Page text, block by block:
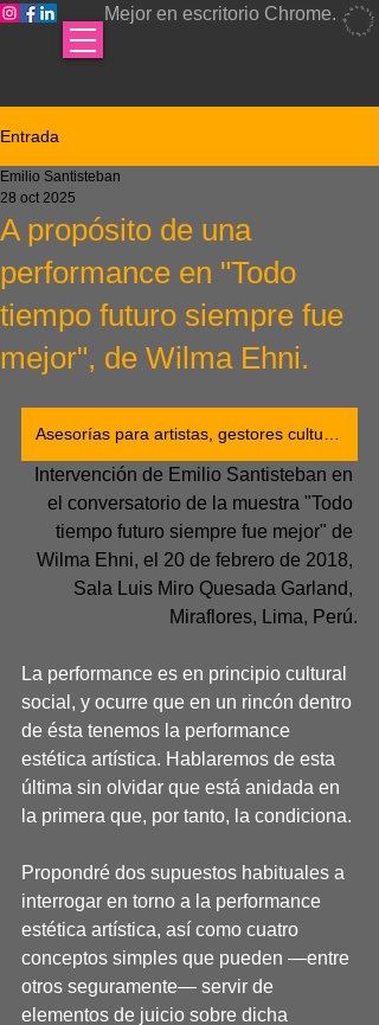
Mejor en escritorio Chrome.
Entrada
A propósito de una
performance en "Todo
tiempo futuro siempre fue
mejor", de Wilma Ehni.
Emilio Santisteban
28 oct 2025
Intervención de Emilio Santisteban en
el conversatorio de la muestra "Todo
tiempo futuro siempre fue mejor" de
Wilma Ehni, el 20 de febrero de 2018,
Sala Luis Miro Quesada Garland,
Miraflores, Lima, Perú.
La performance es en principio cultural
social, y ocurre que en un rincón dentro
de ésta tenemos la performance
estética artística. Hablaremos de esta
última sin olvidar que está anidada en
la primera que, por tanto, la condiciona.
Propondré dos supuestos habituales a
interrogar en torno a la performance
estética artística, así como cuatro
conceptos simples que pueden —entre
otros seguramente— servir de
elementos de juicio sobre dicha